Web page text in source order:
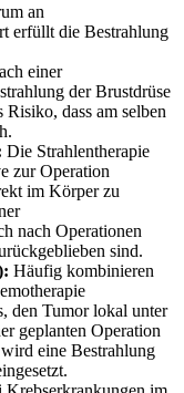
an
erfüllt die Bestrahlung
einer
der Brustdrüse
Risiko, dass am selben
Die Strahlentherapie
zur Operation
im Körper zu
nach Operationen
sind.
Häufig kombinieren
den Tumor lokal unter
geplanten Operation
eine Bestrahlung